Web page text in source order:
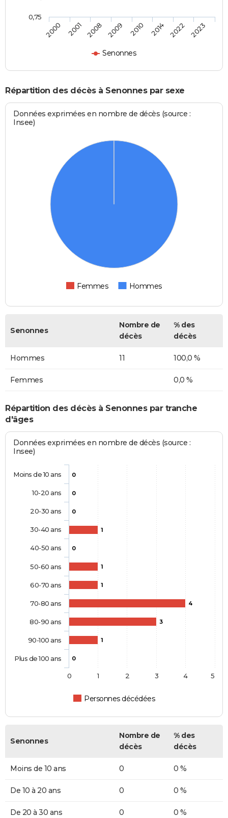
Senonnes
2000 2001 2008 2009 2010 2014 2022 2023
0,75
Répartition des décès à Senonnes par sexe
Données exprimées en nombre de décès (source :
Insee)
Femmes Hommes
Senonnes
Nombre de
décès
% des
décès
Hommes 11 100,0 %
Femmes 0,0 %
Répartition des décès à Senonnes par tranche
d'âges
Données exprimées en nombre de décès (source :
Insee)
0
0
0
1
0
1
1
4
3
1
0
Personnes décédées
Moins de 10 ans
10-20 ans
20-30 ans
30-40 ans
40-50 ans
50-60 ans
60-70 ans
70-80 ans
80-90 ans
90-100 ans
Plus de 100 ans
0 1 2 3 4 5
Senonnes
Nombre de
décès
% des
décès
Moins de 10 ans 0 0 %
De 10 à 20 ans 0 0 %
De 20 à 30 ans 0 0 %